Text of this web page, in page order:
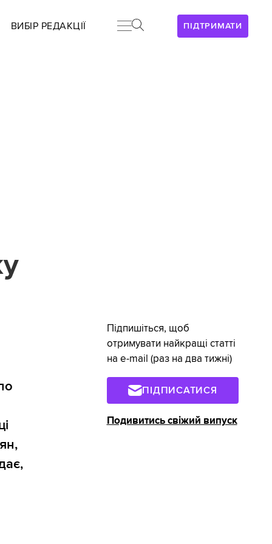
ПІДТРИМАТИ
ВИБІР РЕДАКЦІЇ
Підпишіться, щоб
отримувати найкращі статті
на e-mail (раз на два тижні)
ПІДПИСАТИСЯ
Подивитись свіжий випуск